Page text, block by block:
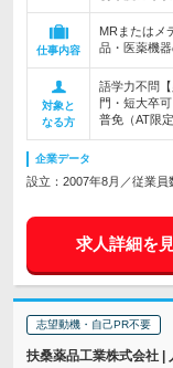
仕事内容
MRまたはメ
品・医薬機
対象と
なる方
語学力不問
門・短大卒
普免（AT限
企業データ
設立：2007年8月／従業
求人詳細を
志望動機・自己PR不要
扶桑薬品工業株式会社 |